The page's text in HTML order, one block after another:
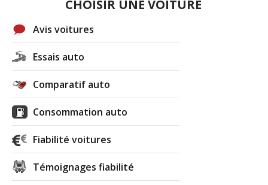
CHOISIR UNE VOITURE
Avis voitures
Essais auto
Comparatif auto
Consommation auto
Fiabilité voitures
Témoignages fiabilité